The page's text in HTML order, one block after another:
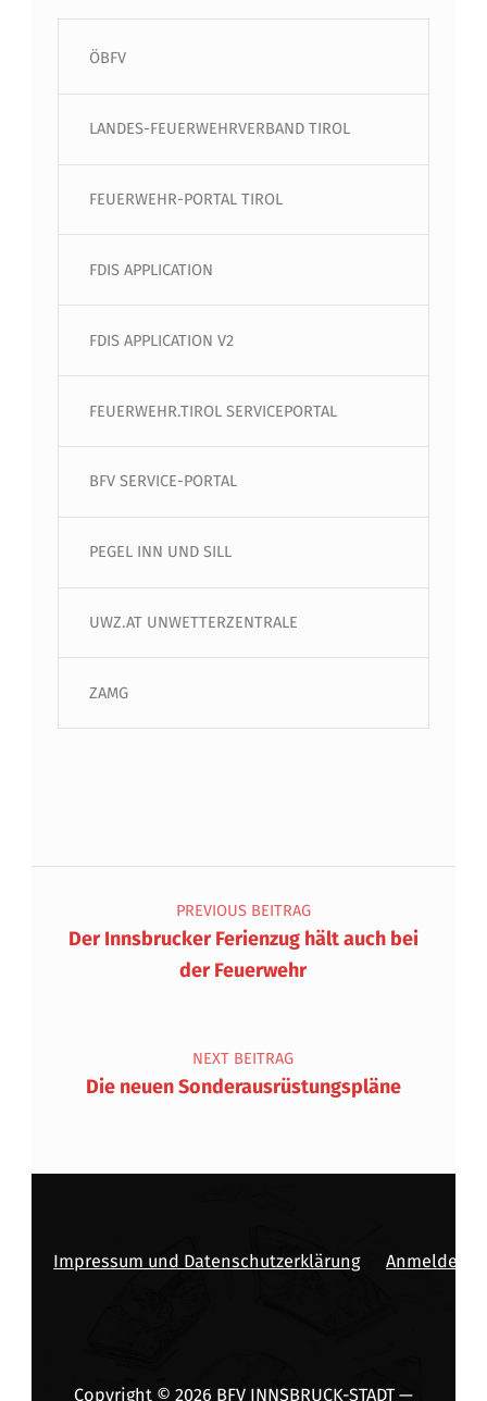
ÖBFV
LANDES-FEUERWEHRVERBAND TIROL
FEUERWEHR-PORTAL TIROL
FDIS APPLICATION
FDIS APPLICATION V2
FEUERWEHR.TIROL SERVICEPORTAL
BFV SERVICE-PORTAL
PEGEL INN UND SILL
UWZ.AT UNWETTERZENTRALE
ZAMG
Beitragsnavigation
PREVIOUS BEITRAG
Der Innsbrucker Ferienzug hält auch bei
der Feuerwehr
NEXT BEITRAG
Die neuen Sonderausrüstungspläne
Impressum und Datenschutzerklärung Anmelden
Copyright © 2026 BFV INNSBRUCK-STADT—